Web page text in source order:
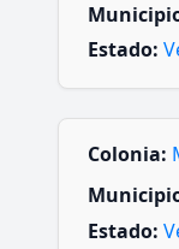
Estado:
Colonia:
Estado: